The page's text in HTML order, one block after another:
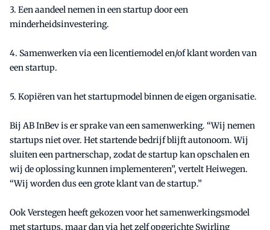
3. Een aandeel nemen in een startup door een
minderheidsinvestering.
4. Samenwerken via een licentiemodel en/of klant worden van
een startup.
5. Kopiëren van het startupmodel binnen de eigen organisatie.
Bij AB InBev is er sprake van een samenwerking. “Wij nemen
startups niet over. Het startende bedrijf blijft autonoom. Wij
sluiten een partnerschap, zodat de startup kan opschalen en
wij de oplossing kunnen implementeren”, vertelt Heiwegen.
“Wij worden dus een grote klant van de startup.”
Ook Verstegen heeft gekozen voor het samenwerkingsmodel
met startups, maar dan via het zelf opgerichte Swirling